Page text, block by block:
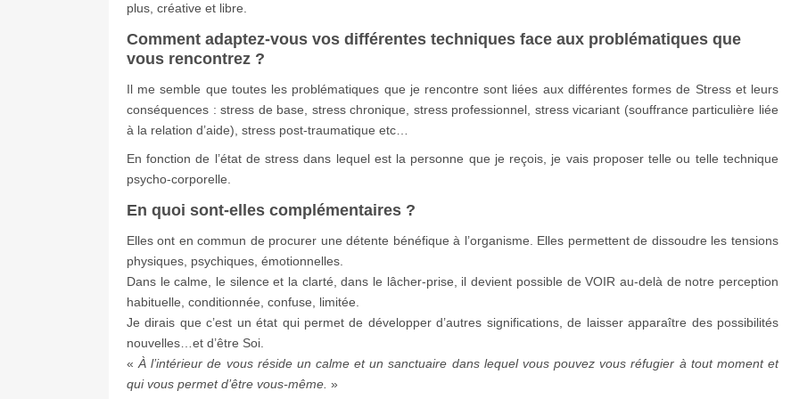
plus, créative et libre.
Comment adaptez-vous vos différentes techniques face aux problématiques que
vous rencontrez ?
Il me semble que toutes les problématiques que je rencontre sont liées aux différentes formes de Stress et leurs
conséquences : stress de base, stress chronique, stress professionnel, stress vicariant (souffrance particulière liée
à la relation d’aide), stress post-traumatique etc…
En fonction de l’état de stress dans lequel est la personne que je reçois, je vais proposer telle ou telle technique
psycho-corporelle.
En quoi sont-elles complémentaires ?
Elles ont en commun de procurer une détente bénéfique à l’organisme. Elles permettent de dissoudre les tensions
physiques, psychiques, émotionnelles.
Dans le calme, le silence et la clarté, dans le lâcher-prise, il devient possible de VOIR au-delà de notre perception
habituelle, conditionnée, confuse, limitée.
Je dirais que c’est un état qui permet de développer d’autres significations, de laisser apparaître des possibilités
nouvelles…et d’être Soi.
«À l’intérieur de vous réside un calme et un sanctuaire dans lequel vous pouvez vous réfugier à tout moment et
qui vous permet d’être vous-même. »